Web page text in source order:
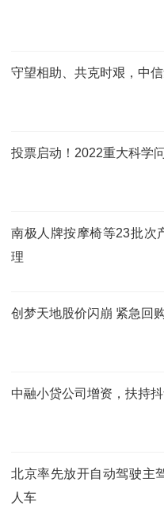
守望相助、共克时艰，中
投票启动！2022重大科学
南极人牌按摩椅等23批次
理
创梦天地股价闪崩 紧急回
中融小贷公司增资，扶持
北京率先放开自动驾驶主
人车